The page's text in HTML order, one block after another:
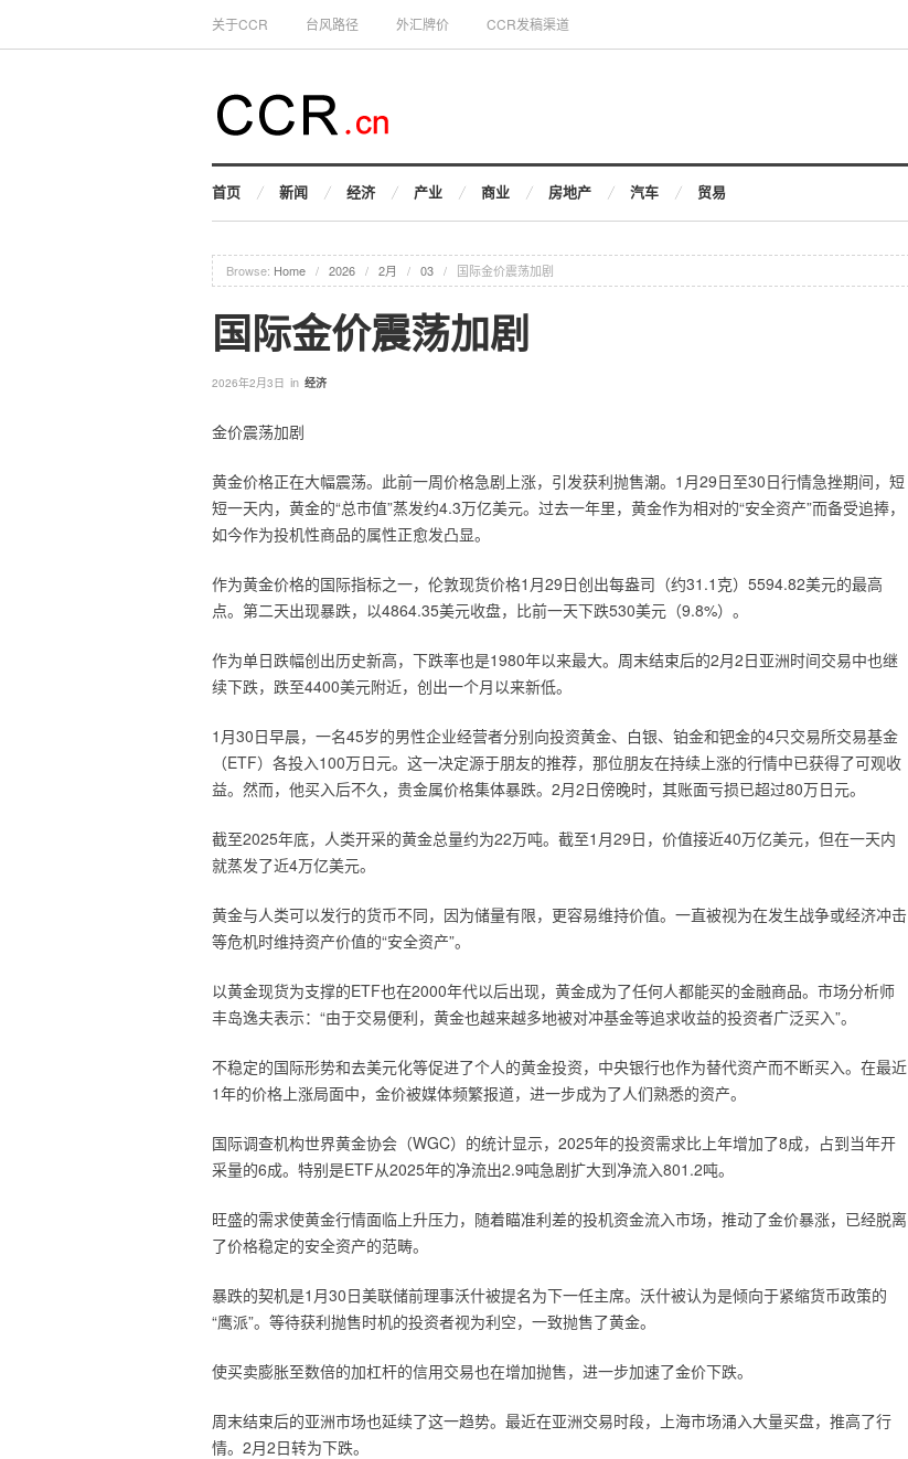
关于CCR 台风路径 外汇牌价 CCR发稿渠道
首页 新闻 经济 产业 商业 房地产 汽车 贸易
Browse: Home / 2026 / 2月 / 03 / 国际金价震荡加剧
国际金价震荡加剧
2026年2月3日 in 经济
金价震荡加剧
黄金价格正在大幅震荡。此前一周价格急剧上涨，引发获利抛售潮。1月29日至30日行情急挫期间，短
短一天内，黄金的“总市值”蒸发约4.3万亿美元。过去一年里，黄金作为相对的“安全资产”而备受追捧，
如今作为投机性商品的属性正愈发凸显。
作为黄金价格的国际指标之一，伦敦现货价格1月29日创出每盎司（约31.1克）5594.82美元的最高
点。第二天出现暴跌，以4864.35美元收盘，比前一天下跌530美元（9.8%）。
作为单日跌幅创出历史新高，下跌率也是1980年以来最大。周末结束后的2月2日亚洲时间交易中也继
续下跌，跌至4400美元附近，创出一个月以来新低。
1月30日早晨，一名45岁的男性企业经营者分别向投资黄金、白银、铂金和钯金的4只交易所交易基金
（ETF）各投入100万日元。这一决定源于朋友的推荐，那位朋友在持续上涨的行情中已获得了可观收
益。然而，他买入后不久，贵金属价格集体暴跌。2月2日傍晚时，其账面亏损已超过80万日元。
截至2025年底，人类开采的黄金总量约为22万吨。截至1月29日，价值接近40万亿美元，但在一天内
就蒸发了近4万亿美元。
黄金与人类可以发行的货币不同，因为储量有限，更容易维持价值。一直被视为在发生战争或经济冲击
等危机时维持资产价值的“安全资产”。
以黄金现货为支撑的ETF也在2000年代以后出现，黄金成为了任何人都能买的金融商品。市场分析师
丰岛逸夫表示：“由于交易便利，黄金也越来越多地被对冲基金等追求收益的投资者广泛买入”。
不稳定的国际形势和去美元化等促进了个人的黄金投资，中央银行也作为替代资产而不断买入。在最近
1年的价格上涨局面中，金价被媒体频繁报道，进一步成为了人们熟悉的资产。
国际调查机构世界黄金协会（WGC）的统计显示，2025年的投资需求比上年增加了8成，占到当年开
采量的6成。特别是ETF从2025年的净流出2.9吨急剧扩大到净流入801.2吨。
旺盛的需求使黄金行情面临上升压力，随着瞄准利差的投机资金流入市场，推动了金价暴涨，已经脱离
了价格稳定的安全资产的范畴。
暴跌的契机是1月30日美联储前理事沃什被提名为下一任主席。沃什被认为是倾向于紧缩货币政策的
“鹰派”。等待获利抛售时机的投资者视为利空，一致抛售了黄金。
使买卖膨胀至数倍的加杠杆的信用交易也在增加抛售，进一步加速了金价下跌。
周末结束后的亚洲市场也延续了这一趋势。最近在亚洲交易时段，上海市场涌入大量买盘，推高了行
情。2月2日转为下跌。